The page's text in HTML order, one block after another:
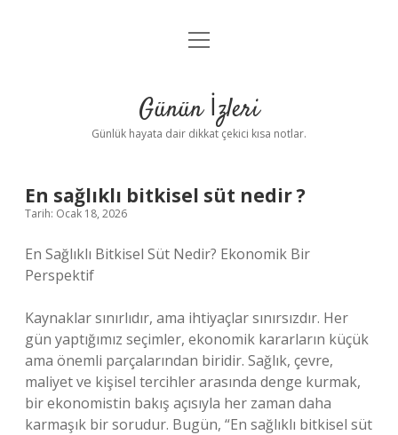
Anasayfa
Yasal Uyarı
menüyü
Günün İzleri
Günlük hayata dair dikkat çekici kısa notlar.
En sağlıklı bitkisel süt nedir ?
Tarih: Ocak 18, 2026
En Sağlıklı Bitkisel Süt Nedir? Ekonomik Bir
Perspektif
Kaynaklar sınırlıdır, ama ihtiyaçlar sınırsızdır. Her
gün yaptığımız seçimler, ekonomik kararların küçük
ama önemli parçalarından biridir. Sağlık, çevre,
maliyet ve kişisel tercihler arasında denge kurmak,
bir ekonomistin bakış açısıyla her zaman daha
karmaşık bir sorudur. Bugün, “En sağlıklı bitkisel süt